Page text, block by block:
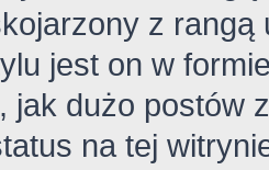
z
jest on w
jak dużo postów
na tej